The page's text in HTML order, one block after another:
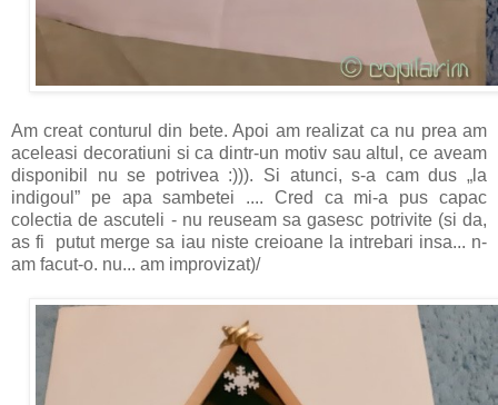
Am creat conturul din bete. Apoi am realizat ca nu prea am
aceleasi decoratiuni si ca dintr-un motiv sau altul, ce aveam
disponibil nu se potrivea :))). Si atunci, s-a cam dus „la
indigoul” pe apa sambetei .... Cred ca mi-a pus capac
colectia de ascuteli - nu reuseam sa gasesc potrivite (si da,
as fi putut merge sa iau niste creioane la intrebari insa... n-
am facut-o. nu... am improvizat)/